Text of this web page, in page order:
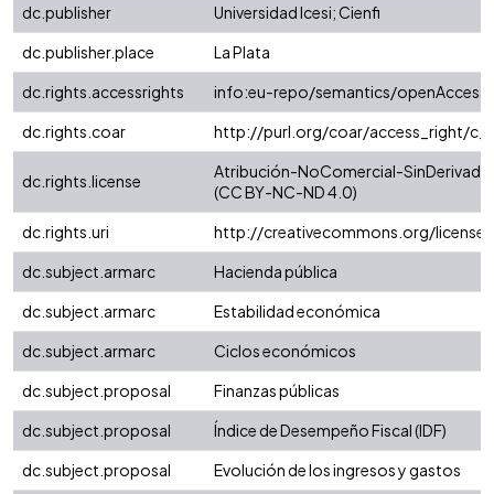
dc.publisher
Universidad Icesi; Cienfi
dc.publisher.place
La Plata
dc.rights.accessrights
info:eu-repo/semantics/openAccess
dc.rights.coar
http://purl.org/coar/access_right/
dc.rights.license
Atribución-NoComercial-
(CC BY-NC-ND 4.0)
dc.rights.uri
http://creativecommons.org/
dc.subject.armarc
Hacienda pública
dc.subject.armarc
Estabilidad económica
dc.subject.armarc
Ciclos económicos
dc.subject.proposal
Finanzas públicas
dc.subject.proposal
Índice de Desempeño Fiscal (IDF)
dc.subject.proposal
Evolución de los ingresos y gastos